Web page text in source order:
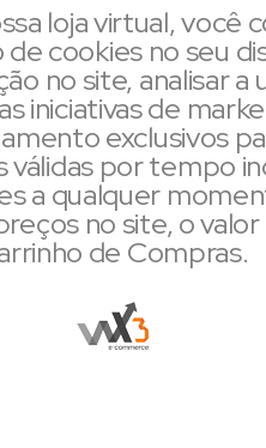
loja virtual, você
cookies no seu
no site, analisar a
iniciativas de
exclusivos
por tempo
a qualquer
no site, o
de Compras.